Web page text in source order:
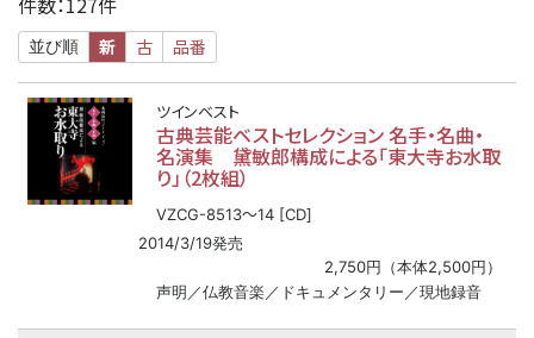
並び順 新 古 品番
ツインベスト
古典芸能ベストセレクション 名手・名曲・
名演集 黛敏郎構成による「東大寺お水取
り」（2枚組）
VZCG-8513〜14 [CD]
2014/3/19発売
2,750円（本体2,500円）
声明／仏教音楽／ドキュメンタリー／現地録音